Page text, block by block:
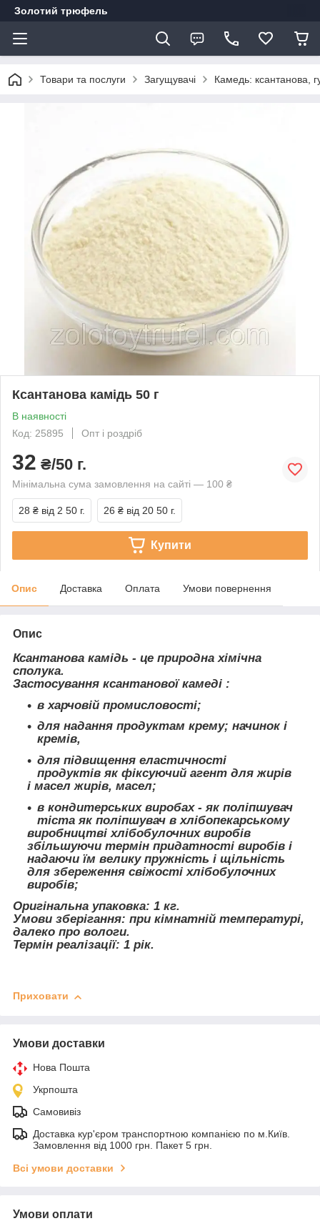
Золотий трюфель
Товари та послуги Загущувачі Камедь: ксантанова,
Ксантанова камідь 50 г
В наявності
Код: 25895
Опт і роздріб
32 ₴/50 г.
Мінімальна сума замовлення на сайті — 100 ₴
28 ₴ від 2 50 г. 26 ₴ від 20 50 г.
Купити
Опис Доставка Оплата Умови повернення
Опис
Ксантанова камідь - це природна хімічна
сполука.
Застосування ксантанової камеді :
в харчовій промисловості;
для надання продуктам крему; начинок і
кремів,
для підвищення еластичності
продуктів як фіксуючий агент для жирів
і масел жирів, масел;
в кондитерських виробах - як поліпшувач
тіста як поліпшувач в хлібопекарському
виробництві хлібобулочних виробів
збільшуючи термін придатності виробів і
надаючи їм велику пружність і щільність
для збереження свіжості хлібобулочних
виробів;
Оригінальна упаковка: 1 кг.
Умови зберігання: при кімнатній температурі,
далеко про вологи.
Термін реалізації: 1 рік.
Приховати
Умови доставки
Нова Пошта
Укрпошта
Самовивіз
Доставка кур'єром транспортною компанією по м.Київ.
Замовлення від 1000 грн. Пакет 5 грн.
Всі умови доставки
Умови оплати